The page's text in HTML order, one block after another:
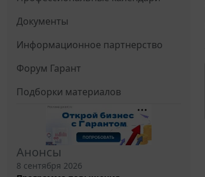
Документы
Информационное партнерство
Форум Гарант
Подборки материалов
Анонсы
8 сентября 2026